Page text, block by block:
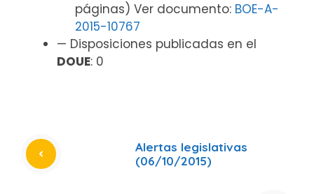
páginas) Ver documento: BOE-A-
2015-10767
— Disposiciones publicadas en el
DOUE: 0
Alertas legislativas
(06/10/2015)